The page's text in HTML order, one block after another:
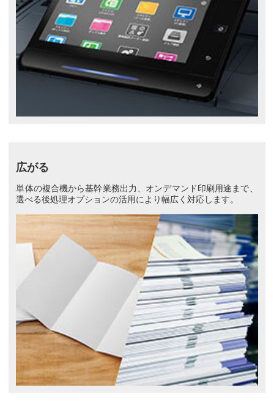
広がる
単体の複合機から基幹業務出力、オンデマンド印刷用途まで、
選べる後処理オプションの活用により幅広く対応します。